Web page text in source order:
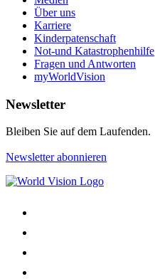
Über uns
Karriere
Kinderpatenschaft
Not-und Katastrophenhilfe
Fragen und Antworten
myWorldVision
Newsletter
Bleiben Sie auf dem Laufenden.
Newsletter abonnieren